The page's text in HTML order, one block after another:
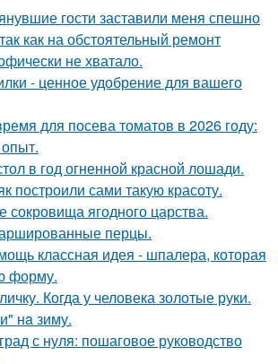
гости заставили меня спешно
как на обстоятельный ремонт
не хватало.
- ценное удобрение для вашего
для посева томатов в 2026 году:
в год огненной красной лошади.
построили сами такую красоту.
сокровища ягодного царства.
перцы.
классная идея - шпалера, которая
форму.
Когда у человека золотые руки.
нa зиму.
с нуля: пошаговое руководство